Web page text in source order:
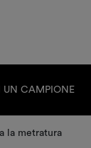
UN CAMPIONE
la metratura